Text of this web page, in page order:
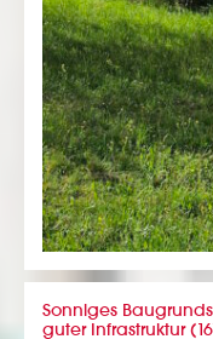
Sonniges
guter Infrastruktur